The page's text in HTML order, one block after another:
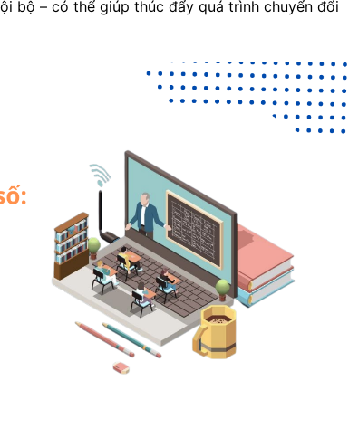
bộ – có thể giúp thúc đẩy quá trình chuyển đổi